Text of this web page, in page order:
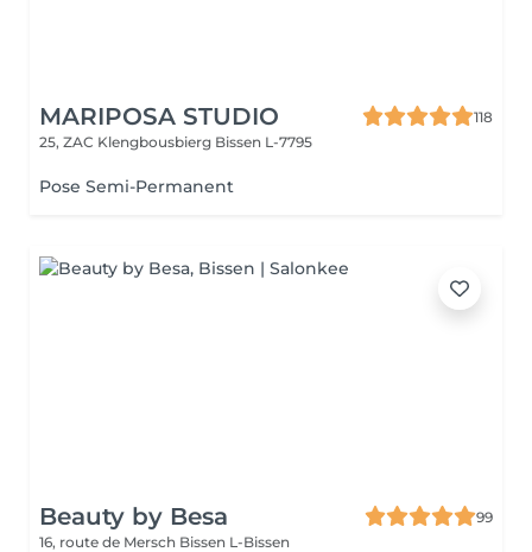
MARIPOSA STUDIO
118
25, ZAC Klengbousbierg Bissen L-7795
Pose Semi-Permanent
Beauty by Besa
99
16, route de Mersch Bissen L-Bissen